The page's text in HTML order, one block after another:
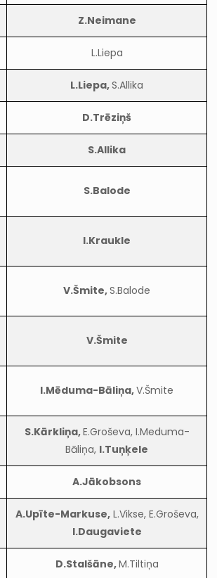
Z.Neimane
L.Liepa
L.Liepa,S.Allika
D.Trēziņš
S.Allika
S.Balode
I.Kraukle
V.Šmite,S.Balode
V.Šmite
I.Mēduma-Bāliņa,V.Šmite
S.Kārkliņa,E.Groševa, I.Meduma-
Bāliņa, I.Tuņķele
A.Jākobsons
A.Upīte-Markuse,L.Vikse, E.Groševa,
I.Daugaviete
D.Stalšāne,M.Tiltiņa